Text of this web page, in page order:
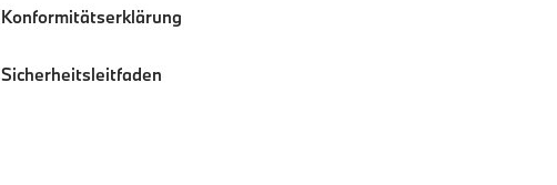
Konformitätserklärung
Sicherheitsleitfaden